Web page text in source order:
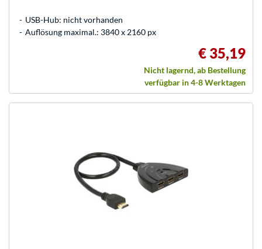
USB-Hub: nicht vorhanden
Auflösung maximal.: 3840 x 2160 px
€ 35,19
Nicht lagernd, ab Bestellung
verfügbar in 4-8 Werktagen